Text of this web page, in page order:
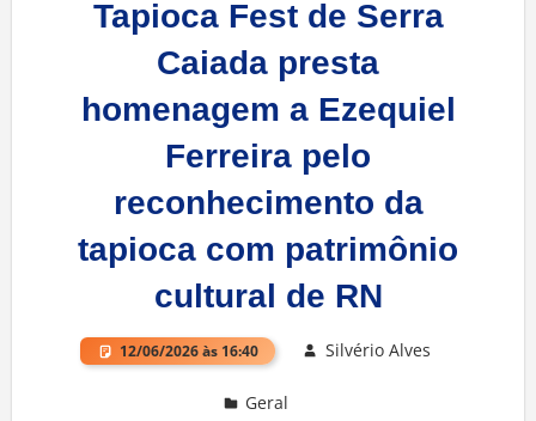
Tapioca Fest de Serra
Caiada presta
homenagem a Ezequiel
Ferreira pelo
reconhecimento da
tapioca com patrimônio
cultural de RN
12/06/2026 às 16:40 Silvério Alves
Geral